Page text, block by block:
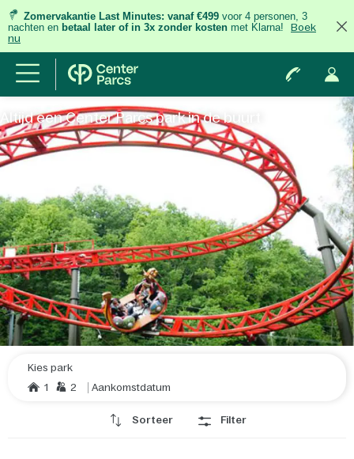
Zomervakantie Last Minutes: vanaf €499 voor 4 personen, 3
nachten en betaal later of in 3x zonder kosten met Klarna!
Boek
nu
Altijd een Center Parcs park in de buurt
Kies park
1
2 Aankomstdatum
Sorteer Filter